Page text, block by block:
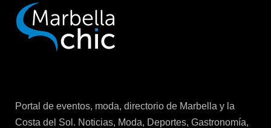
Portal de eventos, moda, directorio de Marbella y la
Costa del Sol. Noticias, Moda, Deportes, Gastronomía,